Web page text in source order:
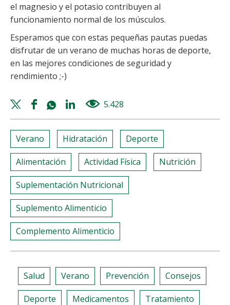
el magnesio y el potasio contribuyen al
funcionamiento normal de los músculos.
Esperamos que con estas pequeñas pautas puedas
disfrutar de un verano de muchas horas de deporte,
en las mejores condiciones de seguridad y
rendimiento ;-)
Twitter
share
Facebook
share
Whatsapp
share
Linkedin
share
5.428
Verano Hidratación Deporte
Alimentación Actividad Física Nutrición
Suplementación Nutricional
Suplemento Alimenticio
Complemento Alimenticio
Salud Verano Prevención Consejos
Deporte Medicamentos Tratamiento